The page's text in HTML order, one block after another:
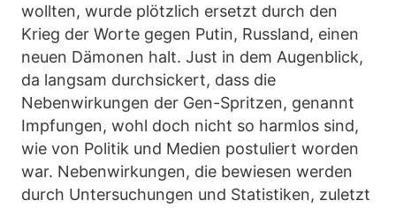
wollten, wurde plötzlich ersetzt durch den
Krieg der Worte gegen Putin, Russland, einen
neuen Dämonen halt. Just in dem Augenblick,
da langsam durchsickert, dass die
Nebenwirkungen der Gen-Spritzen, genannt
Impfungen, wohl doch nicht so harmlos sind,
wie von Politik und Medien postuliert worden
war. Nebenwirkungen, die bewiesen werden
durch Untersuchungen und Statistiken, zuletzt